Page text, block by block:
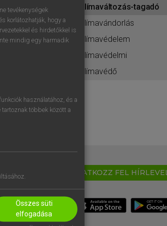
belépek.
klímaváltozás-tagadó
klímavándorlás
klímavédelem
klímavédelmi
klímavédő
IRATKOZZ FEL
tevékenységek
korlátozhatják, hogy a
és hirdetőkkel is
mindig egy harmadik
használatához, és a
többek között a
Összes süti
elfogadása